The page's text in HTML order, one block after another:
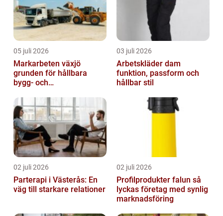
05 juli 2026
Markarbeten växjö
grunden för hållbara
bygg- och
03 juli 2026
Arbetskläder dam
funktion, passform och
hållbar stil
02 juli 2026
Parterapi i Västerås: En
väg till starkare relationer
02 juli 2026
Profilprodukter falun så
lyckas företag med synlig
marknadsföring